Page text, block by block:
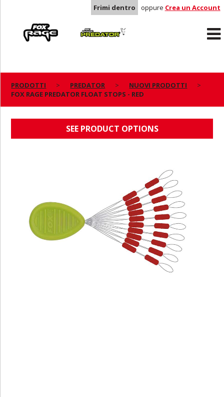
Frimi dentro oppure Crea un Account
Predator
PRODOTTI PREDATOR
NUOVI PRODOTTI
FOX RAGE PREDATOR FLOAT STOPS - RED
SEE PRODUCT OPTIONS